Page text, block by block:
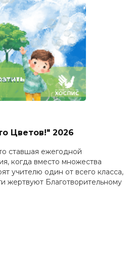
Цветов!" 2026
ставшая ежегодной
когда вместо множества
учителю один от всего класса,
жертвуют Благотворительному